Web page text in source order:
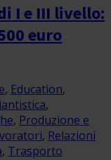
I e III livello:
euro
, Education,
,
, Produzione e
, Relazioni
, Trasporto